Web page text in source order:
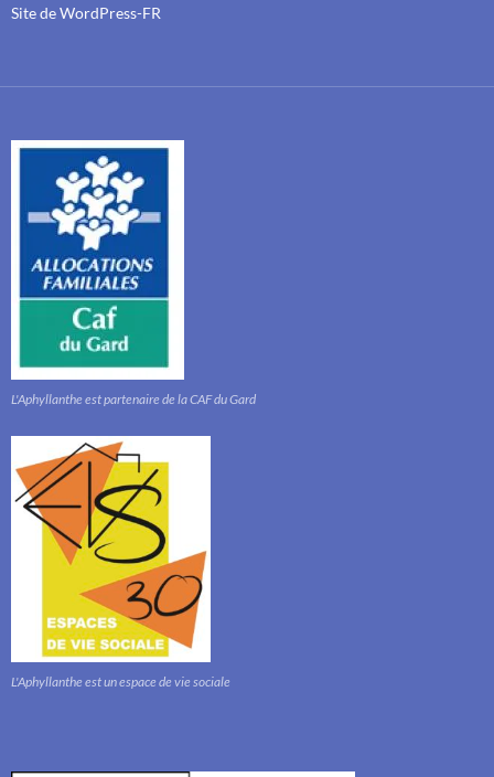
Site de WordPress-FR
L'Aphyllanthe est partenaire de la CAF du Gard
L'Aphyllanthe est un espace de vie sociale